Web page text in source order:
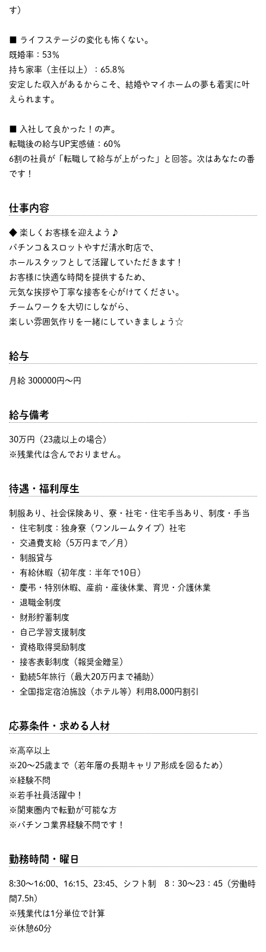
す）
■ ライフステージの変化も怖くない。
既婚率：53％
持ち家率（主任以上）：65.8％
安定した収入があるからこそ、結婚やマイホームの夢も着実に叶
えられます。
■ 入社して良かった！の声。
転職後の給与UP実感値：60％
6割の社員が「転職して給与が上がった」と回答。次はあなたの番
です！
仕事内容
◆ 楽しくお客様を迎えよう♪
パチンコ＆スロットやすだ清水町店で、
ホールスタッフとして活躍していただきます！
お客様に快適な時間を提供するため、
元気な挨拶や丁寧な接客を心がけてください。
チームワークを大切にしながら、
楽しい雰囲気作りを一緒にしていきましょう☆
給与
月給 300000円〜円
給与備考
30万円（23歳以上の場合）
※残業代は含んでおりません。
待遇・福利厚生
制服あり、社会保険あり、寮・社宅・住宅手当あり、制度・手当
・ 住宅制度：独身寮（ワンルームタイプ）社宅
・ 交通費支給（5万円まで／月）
・ 制服貸与
・ 有給休暇（初年度：半年で10日）
・ 慶弔・特別休暇、産前・産後休業、育児・介護休業
・ 退職金制度
・ 財形貯蓄制度
・ 自己学習支援制度
・ 資格取得奨励制度
・ 接客表彰制度（報奨金贈呈）
・ 勤続5年旅行（最大20万円まで補助）
・ 全国指定宿泊施設（ホテル等）利用8,000円割引
応募条件・求める人材
※高卒以上
※20～25歳まで（若年層の長期キャリア形成を図るため）
※経験不問
※若手社員活躍中！
※関東圏内で転勤が可能な方
※パチンコ業界経験不問です！
勤務時間・曜日
8:30〜16:00、16:15、23:45、シフト制 8：30～23：45（労働時
間7.5h）
※残業代は1分単位で計算
※休憩60分